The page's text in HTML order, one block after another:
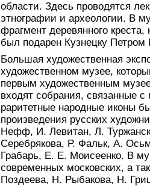
области. Здесь проводятся
этнографии и археологии. В
фрагмент деревянного
был подарен Кузнецку Петром
Большая художественная
художественном музее,
первым художественным
входят собрания, связанные
раритетные народные иконы
произведения русских
Нефф, И. Левитан, Л.
Серебрякова, Р. Фальк, А.
Грабарь, Е. Е. Моисеенко. В
современных московских, а
Поздеева, Н. Рыбакова, Н.